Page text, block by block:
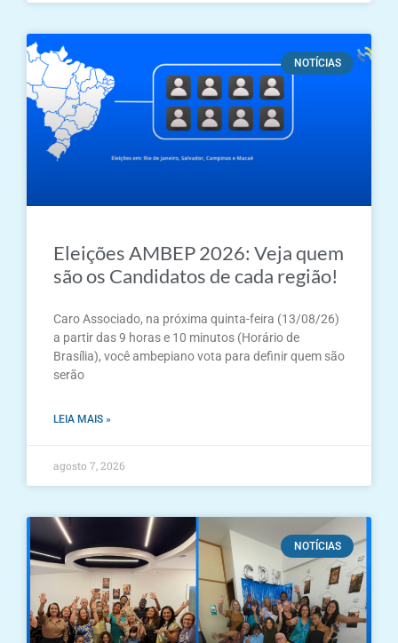
NOTÍCIAS
Eleições AMBEP 2026: Veja quem
são os Candidatos de cada região!
Caro Associado, na próxima quinta-feira (13/08/26)
a partir das 9 horas e 10 minutos (Horário de
Brasília), você ambepiano vota para definir quem são
serão
LEIA MAIS »
agosto 7, 2026
NOTÍCIAS